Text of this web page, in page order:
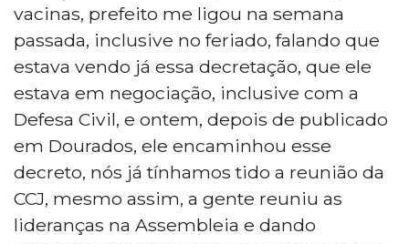
vacinas, prefeito me ligou na semana
passada, inclusive no feriado, falando que
estava vendo já essa decretação, que ele
estava em negociação, inclusive com a
Defesa Civil, e ontem, depois de publicado
em Dourados, ele encaminhou esse
decreto, nós já tínhamos tido a reunião da
CCJ, mesmo assim, a gente reuniu as
lideranças na Assembleia e dando